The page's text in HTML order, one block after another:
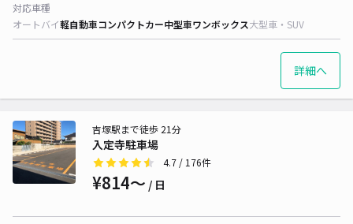
対応車種
オートバイ軽自動車コンパクトカー中型車ワンボックス大型車・SUV
詳細へ
入定寺駐車場
吉塚駅まで徒歩 21分
4.7 / 176件
¥814〜 / 日